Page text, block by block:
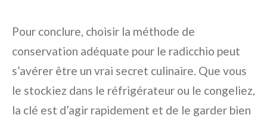
Pour conclure, choisir la méthode de
conservation adéquate pour le radicchio peut
s’avérer être un vrai secret culinaire. Que vous
le stockiez dans le réfrigérateur ou le congeliez,
la clé est d’agir rapidement et de le garder bien